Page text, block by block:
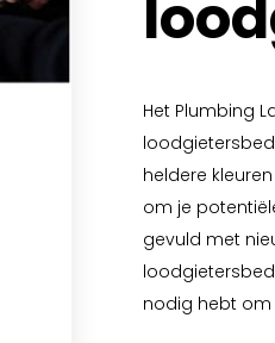
Het Plumbing
heldere
om je
gevuld met
nodig hebt